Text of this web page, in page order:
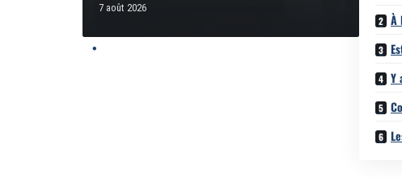
7 août 2026
À
Y